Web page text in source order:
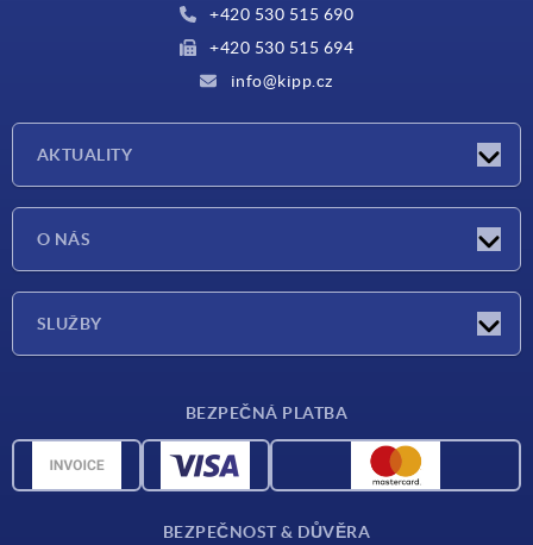
+420 530 515 690
+420 530 515 694
info@kipp.cz
AKTUALITY
O NÁS
SLUŽBY
CAD data
BEZPEČNÁ PLATBA
BEZPEČNOST & DŮVĚRA